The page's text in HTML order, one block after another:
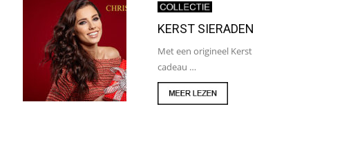
KERST SIERADEN
Met een origineel Kerst
cadeau …